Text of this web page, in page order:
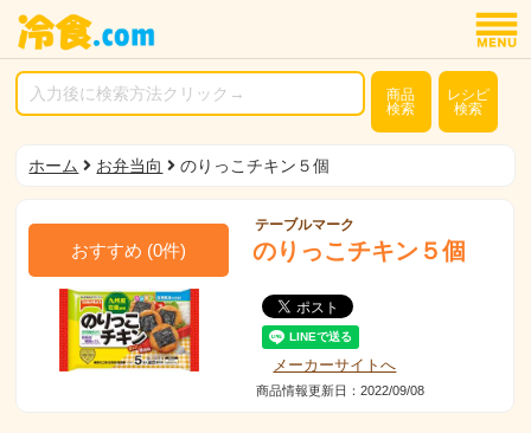
商品
検索
レシピ
検索
ホーム お弁当向 のりっこチキン５個
おすすめ (0件)
テーブルマーク
のりっこチキン５個
メーカーサイトへ
商品情報更新日：2022/09/08